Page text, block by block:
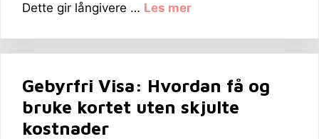
Dette gir långivere … Les mer
Gebyrfri Visa: Hvordan få og
bruke kortet uten skjulte
kostnader